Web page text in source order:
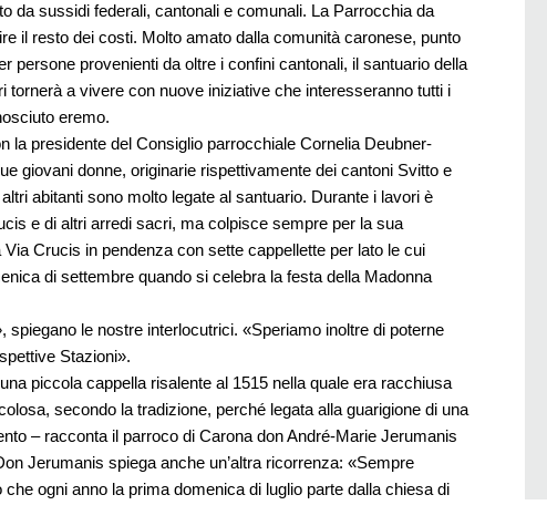
da sussidi federali, cantonali e comunali. La Parrocchia da
il resto dei costi. Molto amato dalla comunità caronese, punto
persone provenienti da oltre i confini cantonali, il santuario della
tornerà a vivere con nuove iniziative che interesseranno tutti i
eremo.
la presidente del Consiglio parrocchiale Cornelia Deubner-
giovani donne, originarie rispettivamente dei cantoni Svitto e
abitanti sono molto legate al santuario. Durante i lavori è
e di altri arredi sacri, ma colpisce sempre per la sua
Crucis in pendenza con sette cappellette per lato le cui
di settembre quando si celebra la festa della Madonna
le nostre interlocutrici. «Speriamo inoltre di poterne
Stazioni».
piccola cappella risalente al 1515 nella quale era racchiusa
secondo la tradizione, perché legata alla guarigione di una
– racconta il parroco di Carona don André-Marie Jerumanis
Jerumanis spiega anche un’altra ricorrenza: «Sempre
ogni anno la prima domenica di luglio parte dalla chiesa di